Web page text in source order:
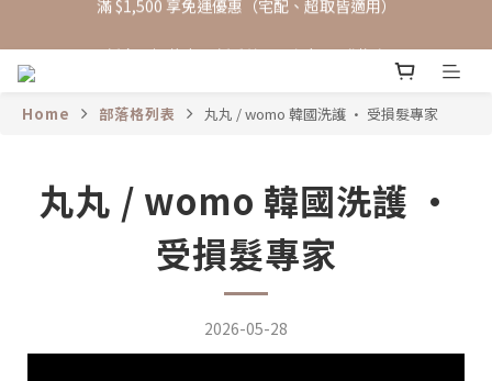
Home 部落格列表 丸丸 / womo 韓國洗護 · 受損髮專家
丸丸 / womo 韓國洗護 ·
受損髮專家
2026-05-28